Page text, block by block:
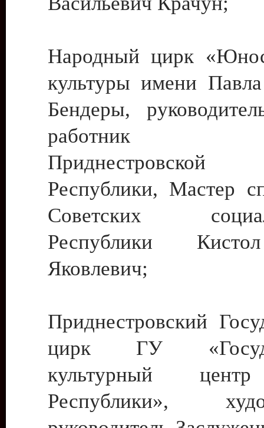
Народный цирк
культуры имени
Бендеры,
работник
Приднестровской
Республики, Мастер
Советских
Республики
Яковлевич;
Приднестровский
цирк ГУ
культурный
Республики»,